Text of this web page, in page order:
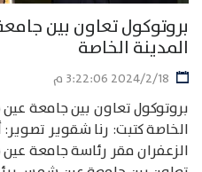
بروتوكول تعاون بين
المدينة الخاصة
18‏‏/2‏‏/2024 3:22:06 م
بروتوكول تعاون بين جامعة
الخاصة كتبت: رنا شقوير
الزعفران مقر رئاسة جامعة